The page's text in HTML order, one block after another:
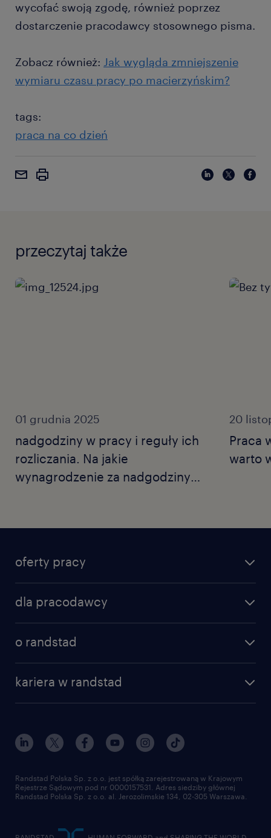
wycofać swoją zgodę, również poprzez
dostarczenie pracodawcy stosownego pisma.
Zobacz również: Jak wygląda zmniejszenie
wymiaru czasu pracy po macierzyńskim?
tags:
praca na co dzień
przeczytaj także
01 grudnia 2025
nadgodziny w pracy i reguły ich
rozliczania. Na jakie
wynagrodzenie za nadgodziny
20
Praca
warto
oferty pracy
dla pracodawcy
o randstad
kariera w randstad
Randstad Polska Sp. z o.o. jest spółką zarejestrowaną w Krajowym
Rejestrze Sądowym pod nr 0000157531. Adres siedziby głównej
Randstad Polska Sp. z o.o. al. Jerozolimskie 134, 02-305 Warszawa.